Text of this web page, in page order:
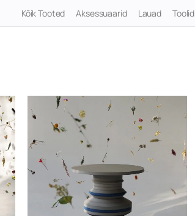
Kõik Tooted Aksessuaarid Lauad Toolid